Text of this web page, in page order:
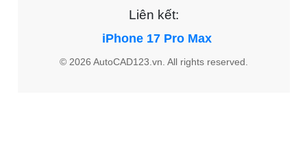
Liên kết:
iPhone 17 Pro Max
© 2026 AutoCAD123.vn. All rights reserved.